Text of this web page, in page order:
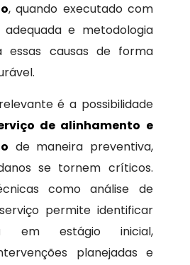
, quando executado com
adequada e metodologia
essas causas de forma
é a possibilidade
de alinhamento e
de maneira preventiva,
se tornem críticos.
como análise de
permite identificar
em estágio inicial,
planejadas e